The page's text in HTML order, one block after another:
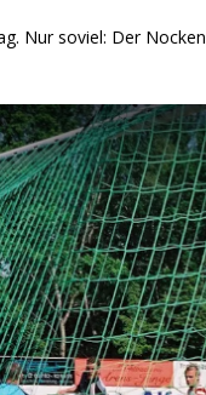
Nur soviel: Der